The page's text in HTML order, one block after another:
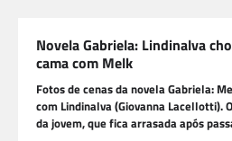
Novela Gabriela: Lindinalva
cama com Melk
Fotos de cenas da novela Gabriela:
com Lindinalva (Giovanna Lacellotti).
da jovem, que fica arrasada após